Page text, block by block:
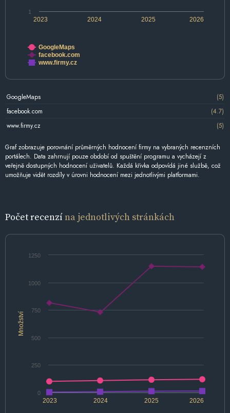
2024 2026
2023 2025
1
GoogleMaps
facebook.com
www.firmy.cz
GoogleMaps
(5)
facebook.com
(4.7)
www.firmy.cz
(5)
Graf zobrazuje porovnání průměrných hodnocení firmy na vybraných recenzních
portálech. Data zahrnují pouze období od spuštění programu a vycházejí z
veřejně dostupných hodnocení uživatelů. Každá křivka odpovídá jiné službě, což
umožňuje vidět rozdíly v úrovni hodnocení mezi jednotlivými platformami.
Počet recenzína jednotlivých stránkách
Množství
2024 2026
2023 2025
0
250
500
750
1000
1250